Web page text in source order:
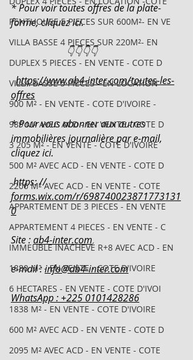
PENTHOUSE 5 PIECES SUR 600M²- EN VE
VILLA BASSE 4 PIECES SUR 220M²- EN
DUPLEX 5 PIECES - EN VENTE - COTE D
VILLA BASSE 5 PIECES - EN LOCATION
900 M² - EN VENTE - COTE D'IVOIRE -
989 M² AVEC ACD - EN VENTE - COTE D
3 205 M² - EN VENTE - COTE D'IVOIRE
500 M² AVEC ACD - EN VENTE - COTE D
2206 M² AVEC ACD - EN VENTE - COTE
APPARTEMENT DE 3 PIECES - EN VENTE
APPARTEMENT 4 PIECES - EN VENTE - C
IMMEUBLE INACHEVÉ R+8 AVEC ACD - EN
1880 M² - EN VENTE - COTE D'IVOIRE
6 HECTARES - EN VENTE - COTE D'IVOI
1838 M² - EN VENTE - COTE D'IVOIRE
600 M² AVEC ACD - EN VENTE - COTE D
2095 M² AVEC ACD - EN VENTE - COTE
* Pour voir toutes offres de la plate-
forme, cliquez ici.
👇👇👇👇
https://www.ab4-inter.com/toutes-les-
offres
* Pour vous abonner aux autres
immobilières journalière par e-mail,
cliquez ici.
https: //
forms.wix.com/r/698740023871773131
0
Site : ab4-inter.com
e-mail : info@ab4-inter.com
WhatsApp : +225 0101428286